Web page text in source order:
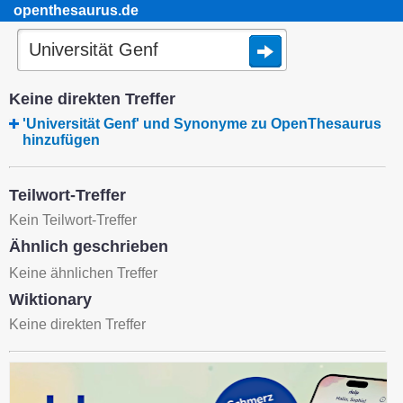
openthesaurus.de
Keine direkten Treffer
'Universität Genf' und Synonyme zu OpenThesaurus
hinzufügen
Teilwort-Treffer
Kein Teilwort-Treffer
Ähnlich geschrieben
Keine ähnlichen Treffer
Wiktionary
Keine direkten Treffer